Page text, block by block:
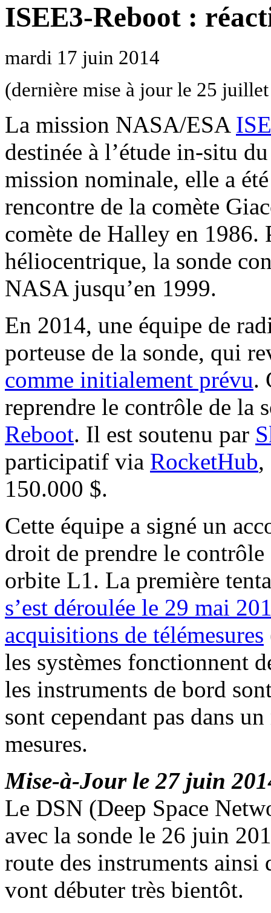
ISEE3-Reboot :
mardi 17 juin 2014
(dernière mise à jour le 25
La mission NASA/ESA
destinée à l’étude in-situ
mission nominale, elle a
rencontre de la comète
comète de Halley en 1986.
héliocentrique, la sonde
NASA jusqu’en 1999.
En 2014, une équipe de
porteuse de la sonde, qui
comme initialement prévu.
reprendre le contrôle de la
Reboot. Il est soutenu par
participatif via RocketHub,
150.000 $.
Cette équipe a signé un
droit de prendre le
orbite L1. La première
s’est déroulée le 29 mai
acquisitions de télémesures
les systèmes fonctionnent
les instruments de bord
sont cependant pas dans
mesures.
Mise-à-Jour le 27 juin
Le DSN (Deep Space
avec la sonde le 26 juin
route des instruments
vont débuter très bientôt.